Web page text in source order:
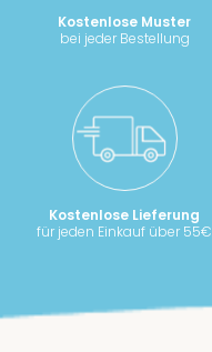
Kostenlose Muster
bei jeder Bestellung
Kostenlose Lieferung
für jeden Einkauf über 55€